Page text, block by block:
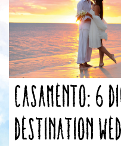
Casamento: 6
destination